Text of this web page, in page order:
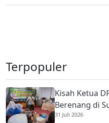
Terpopuler
Kisah Ketua
Berenang di
Membantu
31 Juli 2026